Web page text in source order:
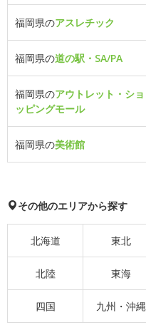
福岡県のアスレチック
福岡県の道の駅・SA/PA
福岡県のアウトレット・ショ
ッピングモール
福岡県の美術館
その他のエリアから探す
北海道 東北
北陸 東海
四国 九州・沖縄